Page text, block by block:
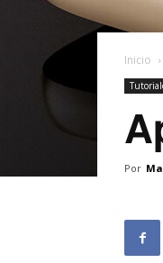
Inicio
Por